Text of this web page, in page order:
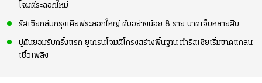
โจมตีระลอกใหม่
รัสเซียถล่มกรุงเคียฟระลอกใหญ่ ดับอย่างน้อย 8 ราย บาดเจ็บหลายสิบ
ปูตินยอมรับครั้งแรก ยูเครนโจมตีโครงสร้างพื้นฐาน ทำรัสเซียเริ่มขาดแคลน
เชื้อเพลิง